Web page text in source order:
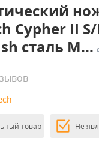
Cypher II S/
сталь M...
товар Не